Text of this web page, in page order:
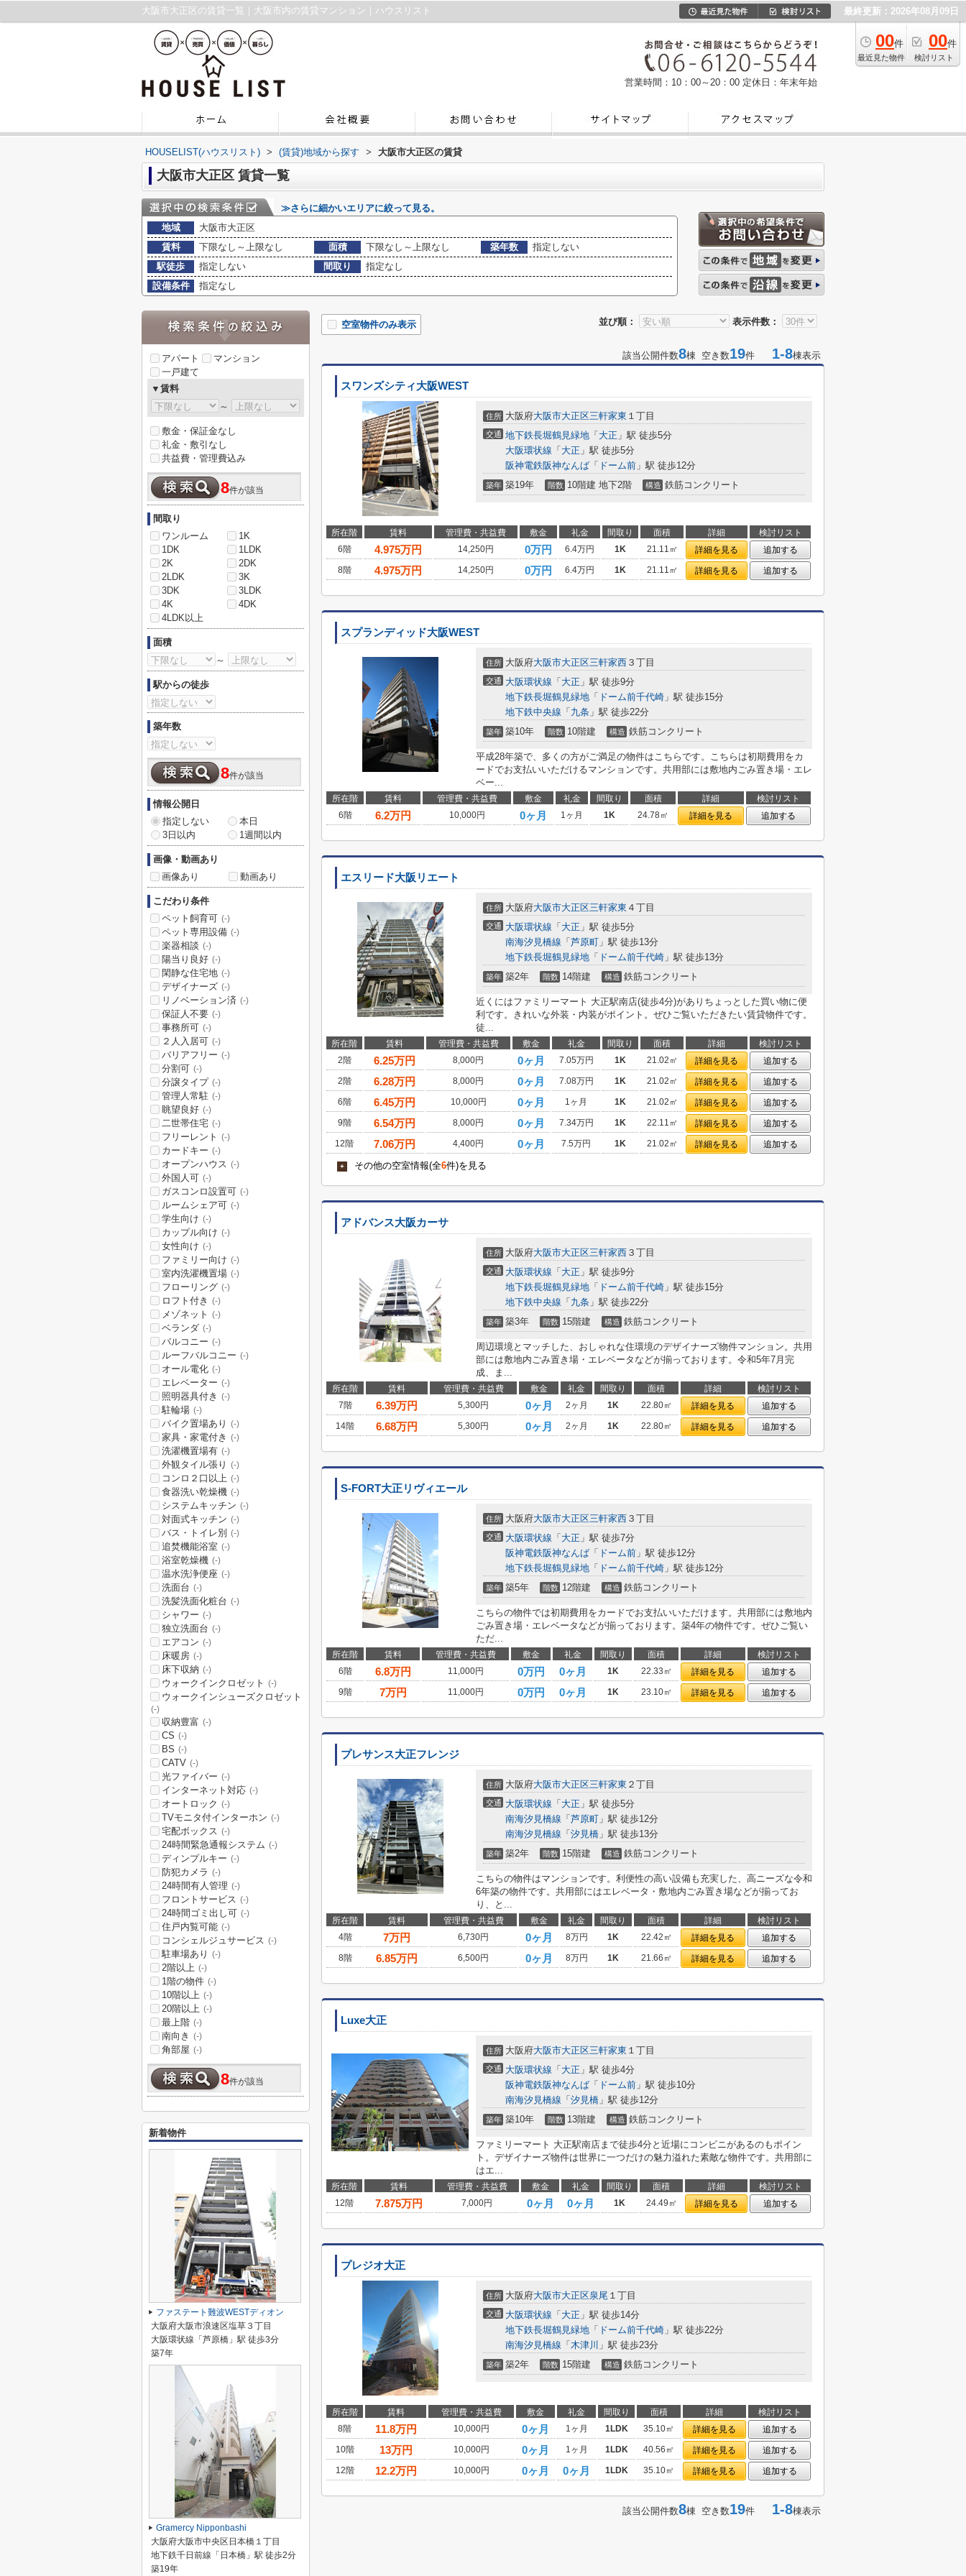
大阪市大正区の賃貸一覧｜大阪市内の賃貸マンション｜ハウスリスト 最終更新：2026年08月09日
00件
最近見た物件
00件
検討リスト
営業時間：10：00～20：00 定休日：年末年始
HOUSELIST(ハウスリスト) > (賃貸)地域から探す > 大阪市大正区の賃貸
大阪市大正区 賃貸一覧
≫さらに細かいエリアに絞って見る。
地域
大阪市大正区
賃料
下限なし～上限なし 面積 下限なし～上限なし 築年数
指定しない
駅徒歩
指定しない 間取り
指定なし
設備条件
指定なし
並び順： 表示件数：
空室物件のみ表示
該当公開件数8棟 空き数19件 1-8棟表示
スワンズシティ大阪WEST
住所 大阪府大阪市大正区三軒家東 １丁目
交通 地下鉄長堀鶴見緑地 「 大正 」駅 徒歩5分
大阪環状線 「 大正 」駅 徒歩5分
阪神電鉄阪神なんば 「 ドーム前 」駅 徒歩12分
築年 築19年 階数 10階建 地下2階 構造 鉄筋コンクリート
所在階 賃料 管理費・共益費 敷金 礼金 間取り 面積 詳細
検討リスト
6階
4.975万円 14,250円 0万円 6.4万円 1K 21.11㎡ 詳細を見る
追加する
8階
4.975万円 14,250円 0万円 6.4万円 1K 21.11㎡ 詳細を見る 追加する
スプランディッド大阪WEST
住所 大阪府大阪市大正区三軒家西 ３丁目
交通 大阪環状線 「 大正 」駅 徒歩9分
地下鉄長堀鶴見緑地 「 ドーム前千代崎 」駅 徒歩15分
地下鉄中央線 「 九条 」駅 徒歩22分
築年 築10年 階数 10階建 構造 鉄筋コンクリート
平成28年築で、多くの方がご満足の物件はこちらです。こちらは初期費用をカ
ードでお支払いいただけるマンションです。共用部には敷地内ごみ置き場・エレ
ベー...
所在階 賃料 管理費・共益費 敷金 礼金 間取り 面積 詳細
検討リスト
6階
6.2万円 10,000円 0ヶ月 1ヶ月 1K 24.78㎡ 詳細を見る 追加する
エスリード大阪リエート
住所 大阪府大阪市大正区三軒家東 ４丁目
交通 大阪環状線 「 大正 」駅 徒歩5分
南海汐見橋線 「 芦原町 」駅 徒歩13分
地下鉄長堀鶴見緑地 「 ドーム前千代崎 」駅 徒歩13分
築年 築2年 階数 14階建 構造 鉄筋コンクリート
近くにはファミリーマート 大正駅南店(徒歩4分)がありちょっとした買い物に便
利です。きれいな外装・内装がポイント。ぜひご覧いただきたい賃貸物件です。
徒...
所在階 賃料 管理費・共益費 敷金 礼金 間取り 面積 詳細
検討リスト
2階
6.25万円 8,000円 0ヶ月 7.05万円 1K 21.02㎡ 詳細を見る
追加する
2階
6.28万円 8,000円 0ヶ月 7.08万円 1K 21.02㎡ 詳細を見る
追加する
6階
6.45万円 10,000円 0ヶ月 1ヶ月 1K 21.02㎡ 詳細を見る
追加する
9階
6.54万円 8,000円 0ヶ月 7.34万円 1K 22.11㎡ 詳細を見る
追加する
12階
7.06万円 4,400円 0ヶ月 7.5万円 1K 21.02㎡ 詳細を見る 追加する
+ その他の空室情報(全6件)を見る
アドバンス大阪カーサ
住所 大阪府大阪市大正区三軒家西 ３丁目
交通 大阪環状線 「 大正 」駅 徒歩9分
地下鉄長堀鶴見緑地 「 ドーム前千代崎 」駅 徒歩15分
地下鉄中央線 「 九条 」駅 徒歩22分
築年 築3年 階数 15階建 構造 鉄筋コンクリート
周辺環境とマッチした、おしゃれな住環境のデザイナーズ物件マンション。共用
部には敷地内ごみ置き場・エレベータなどが揃っております。令和5年7月完
成、ま...
所在階 賃料 管理費・共益費 敷金 礼金 間取り 面積 詳細
検討リスト
7階
6.39万円 5,300円 0ヶ月 2ヶ月 1K 22.80㎡ 詳細を見る
追加する
14階
6.68万円 5,300円 0ヶ月 2ヶ月 1K 22.80㎡ 詳細を見る 追加する
S-FORT大正リヴィエール
住所 大阪府大阪市大正区三軒家西 ３丁目
交通 大阪環状線 「 大正 」駅 徒歩7分
阪神電鉄阪神なんば 「 ドーム前 」駅 徒歩12分
地下鉄長堀鶴見緑地 「 ドーム前千代崎 」駅 徒歩12分
築年 築5年 階数 12階建 構造 鉄筋コンクリート
こちらの物件では初期費用をカードでお支払いいただけます。共用部には敷地内
ごみ置き場・エレベータなどが揃っております。築4年の物件です。ぜひご覧い
ただ...
所在階 賃料 管理費・共益費 敷金 礼金 間取り 面積 詳細
検討リスト
6階
6.8万円 11,000円 0万円 0ヶ月 1K 22.33㎡ 詳細を見る
追加する
9階
7万円 11,000円 0万円 0ヶ月 1K 23.10㎡ 詳細を見る 追加する
プレサンス大正フレンジ
住所 大阪府大阪市大正区三軒家東 ２丁目
交通 大阪環状線 「 大正 」駅 徒歩5分
南海汐見橋線 「 芦原町 」駅 徒歩12分
南海汐見橋線 「 汐見橋 」駅 徒歩13分
築年 築2年 階数 15階建 構造 鉄筋コンクリート
こちらの物件はマンションです。利便性の高い設備も充実した、高ニーズな令和
6年築の物件です。共用部にはエレベータ・敷地内ごみ置き場などが揃ってお
り、と...
所在階 賃料 管理費・共益費 敷金 礼金 間取り 面積 詳細
検討リスト
4階
7万円 6,730円 0ヶ月 8万円 1K 22.42㎡ 詳細を見る
追加する
8階
6.85万円 6,500円 0ヶ月 8万円 1K 21.66㎡ 詳細を見る 追加する
Luxe大正
住所 大阪府大阪市大正区三軒家東 １丁目
交通 大阪環状線 「 大正 」駅 徒歩4分
阪神電鉄阪神なんば 「 ドーム前 」駅 徒歩10分
南海汐見橋線 「 汐見橋 」駅 徒歩12分
築年 築10年 階数 13階建 構造 鉄筋コンクリート
ファミリーマート 大正駅南店まで徒歩4分と近場にコンビニがあるのもポイン
ト。デザイナーズ物件は世界に一つだけの魅力溢れた素敵な物件です。共用部に
はエ...
所在階 賃料 管理費・共益費 敷金 礼金 間取り 面積 詳細
検討リスト
12階
7.875万円 7,000円 0ヶ月 0ヶ月 1K 24.49㎡ 詳細を見る 追加する
プレジオ大正
住所 大阪府大阪市大正区泉尾 １丁目
交通 大阪環状線 「 大正 」駅 徒歩14分
地下鉄長堀鶴見緑地 「 ドーム前千代崎 」駅 徒歩22分
南海汐見橋線 「 木津川 」駅 徒歩23分
築年 築2年 階数 15階建 構造 鉄筋コンクリート
所在階 賃料 管理費・共益費 敷金 礼金 間取り 面積 詳細
検討リスト
8階
11.8万円 10,000円 0ヶ月 1ヶ月 1LDK 35.10㎡ 詳細を見る
追加する
10階
13万円 10,000円 0ヶ月 1ヶ月 1LDK 40.56㎡ 詳細を見る
追加する
12階
12.2万円 10,000円 0ヶ月 0ヶ月 1LDK 35.10㎡ 詳細を見る 追加する
該当公開件数8棟 空き数19件 1-8棟表示
アパート
マンション
一戸建て
▼賃料
～
敷金・保証金なし
礼金・敷引なし
共益費・管理費込み
8件が該当
間取り
ワンルーム
1K
1DK
1LDK
2K
2DK
2LDK
3K
3DK
3LDK
4K
4DK
4LDK以上
面積
～
駅からの徒歩
築年数
8件が該当
情報公開日
指定しない
本日
3日以内
1週間以内
画像・動画あり
画像あり
動画あり
こだわり条件
ペット飼育可 (-)
ペット専用設備 (-)
楽器相談 (-)
陽当り良好 (-)
閑静な住宅地 (-)
デザイナーズ (-)
リノベーション済 (-)
保証人不要 (-)
事務所可 (-)
２人入居可 (-)
バリアフリー (-)
分割可 (-)
分譲タイプ (-)
管理人常駐 (-)
眺望良好 (-)
二世帯住宅 (-)
フリーレント (-)
カードキー (-)
オープンハウス (-)
外国人可 (-)
ガスコンロ設置可 (-)
ルームシェア可 (-)
学生向け (-)
カップル向け (-)
女性向け (-)
ファミリー向け (-)
室内洗濯機置場 (-)
フローリング (-)
ロフト付き (-)
メゾネット (-)
ベランダ (-)
バルコニー (-)
ルーフバルコニー (-)
オール電化 (-)
エレベーター (-)
照明器具付き (-)
駐輪場 (-)
バイク置場あり (-)
家具・家電付き (-)
洗濯機置場有 (-)
外観タイル張り (-)
コンロ２口以上 (-)
食器洗い乾燥機 (-)
システムキッチン (-)
対面式キッチン (-)
バス・トイレ別 (-)
追焚機能浴室 (-)
浴室乾燥機 (-)
温水洗浄便座 (-)
洗面台 (-)
洗髪洗面化粧台 (-)
シャワー (-)
独立洗面台 (-)
エアコン (-)
床暖房 (-)
床下収納 (-)
ウォークインクロゼット (-)
ウォークインシューズクロゼット
(-)
収納豊富 (-)
CS (-)
BS (-)
CATV (-)
光ファイバー (-)
インターネット対応 (-)
オートロック (-)
TVモニタ付インターホン (-)
宅配ボックス (-)
24時間緊急通報システム (-)
ディンプルキー (-)
防犯カメラ (-)
24時間有人管理 (-)
フロントサービス (-)
24時間ゴミ出し可 (-)
住戸内覧可能 (-)
コンシェルジュサービス (-)
駐車場あり (-)
2階以上 (-)
1階の物件 (-)
10階以上 (-)
20階以上 (-)
最上階 (-)
南向き (-)
角部屋 (-)
8件が該当
新着物件
ファステート難波WESTディオン
大阪府大阪市浪速区塩草３丁目
大阪環状線「芦原橋」駅 徒歩3分
築7年
Gramercy Nipponbashi
大阪府大阪市中央区日本橋１丁目
地下鉄千日前線「日本橋」駅 徒歩2分
築19年